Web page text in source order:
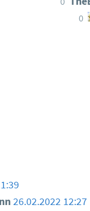
0
26.02.2022 12:27